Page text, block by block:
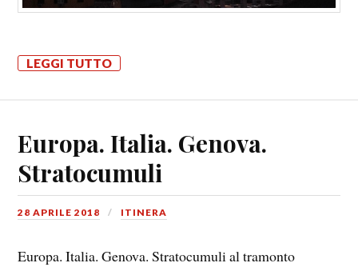
LEGGI TUTTO
Europa. Italia. Genova.
Stratocumuli
28 APRILE 2018 ITINERA
Europa. Italia. Genova. Stratocumuli al tramonto